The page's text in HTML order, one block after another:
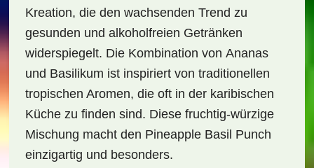
Kreation, die den wachsenden Trend zu
gesunden und alkoholfreien Getränken
widerspiegelt. Die Kombination von Ananas
und Basilikum ist inspiriert von traditionellen
tropischen Aromen, die oft in der karibischen
Küchezu finden sind. Diese fruchtig-würzige
Mischung macht den Pineapple Basil Punch
einzigartig und besonders.